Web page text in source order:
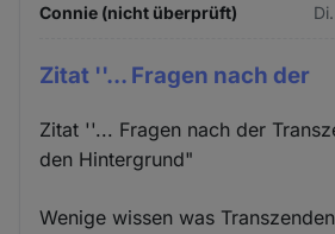
Connie (nicht überprüft)
Zitat ''... Fragen nach der
Zitat ''... Fragen nach der
den Hintergrund"
Wenige wissen was